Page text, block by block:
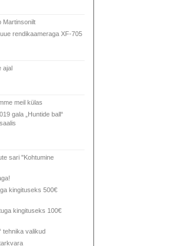
Martinsonilt
rendikaameraga XF-705
ajal
meil külas
gala „Huntide ball“
sari "Kohtumine
kingituseks 500€
kingituseks 100€
tehnika valikud